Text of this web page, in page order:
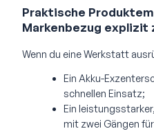
Praktische
Markenbezug explizit
Wenn du eine Werkstatt
Ein Akku-
schnellen Einsatz;
Ein
mit zwei Gängen